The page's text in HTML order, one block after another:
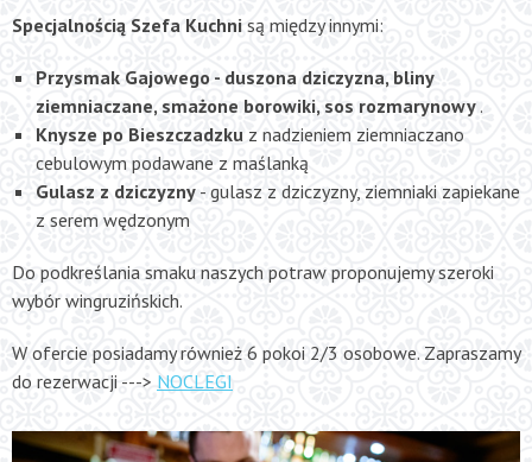
Specjalnością Szefa Kuchni są między innymi:
Przysmak Gajowego - duszona dziczyzna, bliny
ziemniaczane, smażone borowiki, sos rozmarynowy .
Knysze po Bieszczadzku z nadzieniem ziemniaczano
cebulowym podawane z maślanką
Gulasz z dziczyzny - gulasz z dziczyzny, ziemniaki zapiekane
z serem wędzonym
Do podkreślania smaku naszych potraw proponujemy szeroki
wybór wingruzińskich.
W ofercie posiadamy również 6 pokoi 2/3 osobowe. Zapraszamy
do rezerwacji ---> NOCLEGI